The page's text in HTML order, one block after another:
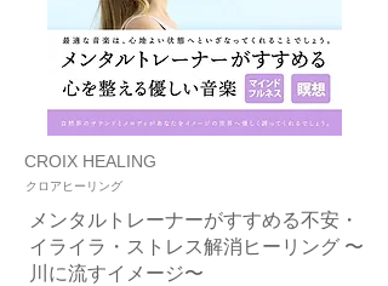
CROIX HEALING
クロアヒーリング
メンタルトレーナーがすすめる不安・
イライラ・ストレス解消ヒーリング 〜
川に流すイメージ〜